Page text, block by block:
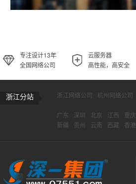
专注设计13年
全国网络公司
云服务器
高性能，高安全
浙江分站 浙江网络公司 杭州网络公司
广东 深圳 北京 江西 重庆
新疆
贵州 云南 西藏 香港